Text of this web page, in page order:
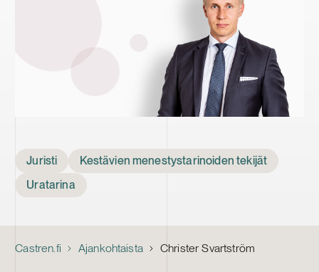
Juristi
Kestävien menestystarinoiden tekijät
Uratarina
Castren.fi Ajankohtaista Christer Svartström